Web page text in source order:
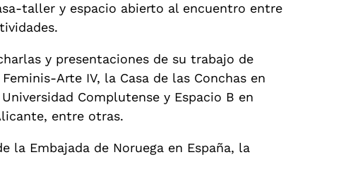
taller y espacio abierto al encuentro entre
y presentaciones de su trabajo de
Arte IV, la Casa de las Conchas en
Complutense y Espacio B en
entre otras.
la Embajada de Noruega en España, la